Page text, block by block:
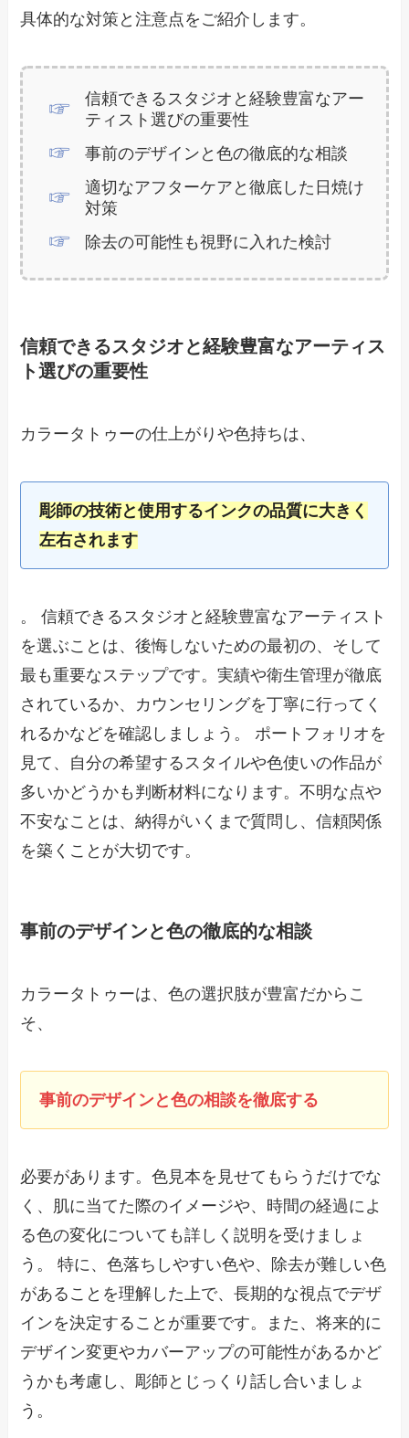
具体的な対策と注意点をご紹介します。
信頼できるスタジオと経験豊富なアー
ティスト選びの重要性
事前のデザインと色の徹底的な相談
適切なアフターケアと徹底した日焼け
対策
除去の可能性も視野に入れた検討
信頼できるスタジオと経験豊富なアーティス
ト選びの重要性
カラータトゥーの仕上がりや色持ちは、
彫師の技術と使用するインクの品質に大きく
左右されます
。 信頼できるスタジオと経験豊富なアーティスト
を選ぶことは、後悔しないための最初の、そして
最も重要なステップです。実績や衛生管理が徹底
されているか、カウンセリングを丁寧に行ってく
れるかなどを確認しましょう。 ポートフォリオを
見て、自分の希望するスタイルや色使いの作品が
多いかどうかも判断材料になります。不明な点や
不安なことは、納得がいくまで質問し、信頼関係
を築くことが大切です。
事前のデザインと色の徹底的な相談
カラータトゥーは、色の選択肢が豊富だからこ
そ、
事前のデザインと色の相談を徹底する
必要があります。色見本を見せてもらうだけでな
く、肌に当てた際のイメージや、時間の経過によ
る色の変化についても詳しく説明を受けましょ
う。 特に、色落ちしやすい色や、除去が難しい色
があることを理解した上で、長期的な視点でデザ
インを決定することが重要です。また、将来的に
デザイン変更やカバーアップの可能性があるかど
うかも考慮し、彫師とじっくり話し合いましょ
う。